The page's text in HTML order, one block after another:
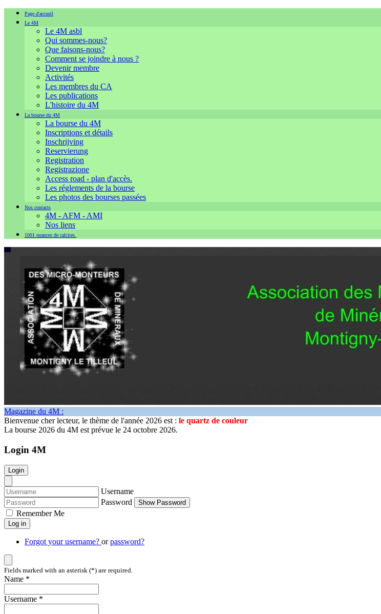
Page d'accueil
Le 4M
Le 4M asbl
Qui sommes-nous?
Que faisons-nous?
Comment se joindre à nous ?
Devenir membre
Activités
Les membres du CA
Les publications
L'histoire du 4M
La bourse du 4M
La bourse du 4M
Inscriptions et détails
Inschrijving
Reservierung
Registration
Registrazione
Access road - plan d'accès.
Les réglements de la bourse
Les photos des bourses passées
Nos contacts
4M - AFM - AMI
Nos liens
1001 nuances de calcites.
Magazine du 4M :
Bienvenue cher lecteur, le thème de l'année 2026 est : le quartz de couleur
La bourse 2026 du 4M est prévue le 24 octobre 2026.
Login 4M
Login
Username
Password
Show Password
Remember Me
Log in
Forgot your username? orpassword?
Fields marked with an asterisk (*) are required.
Name *
Username *